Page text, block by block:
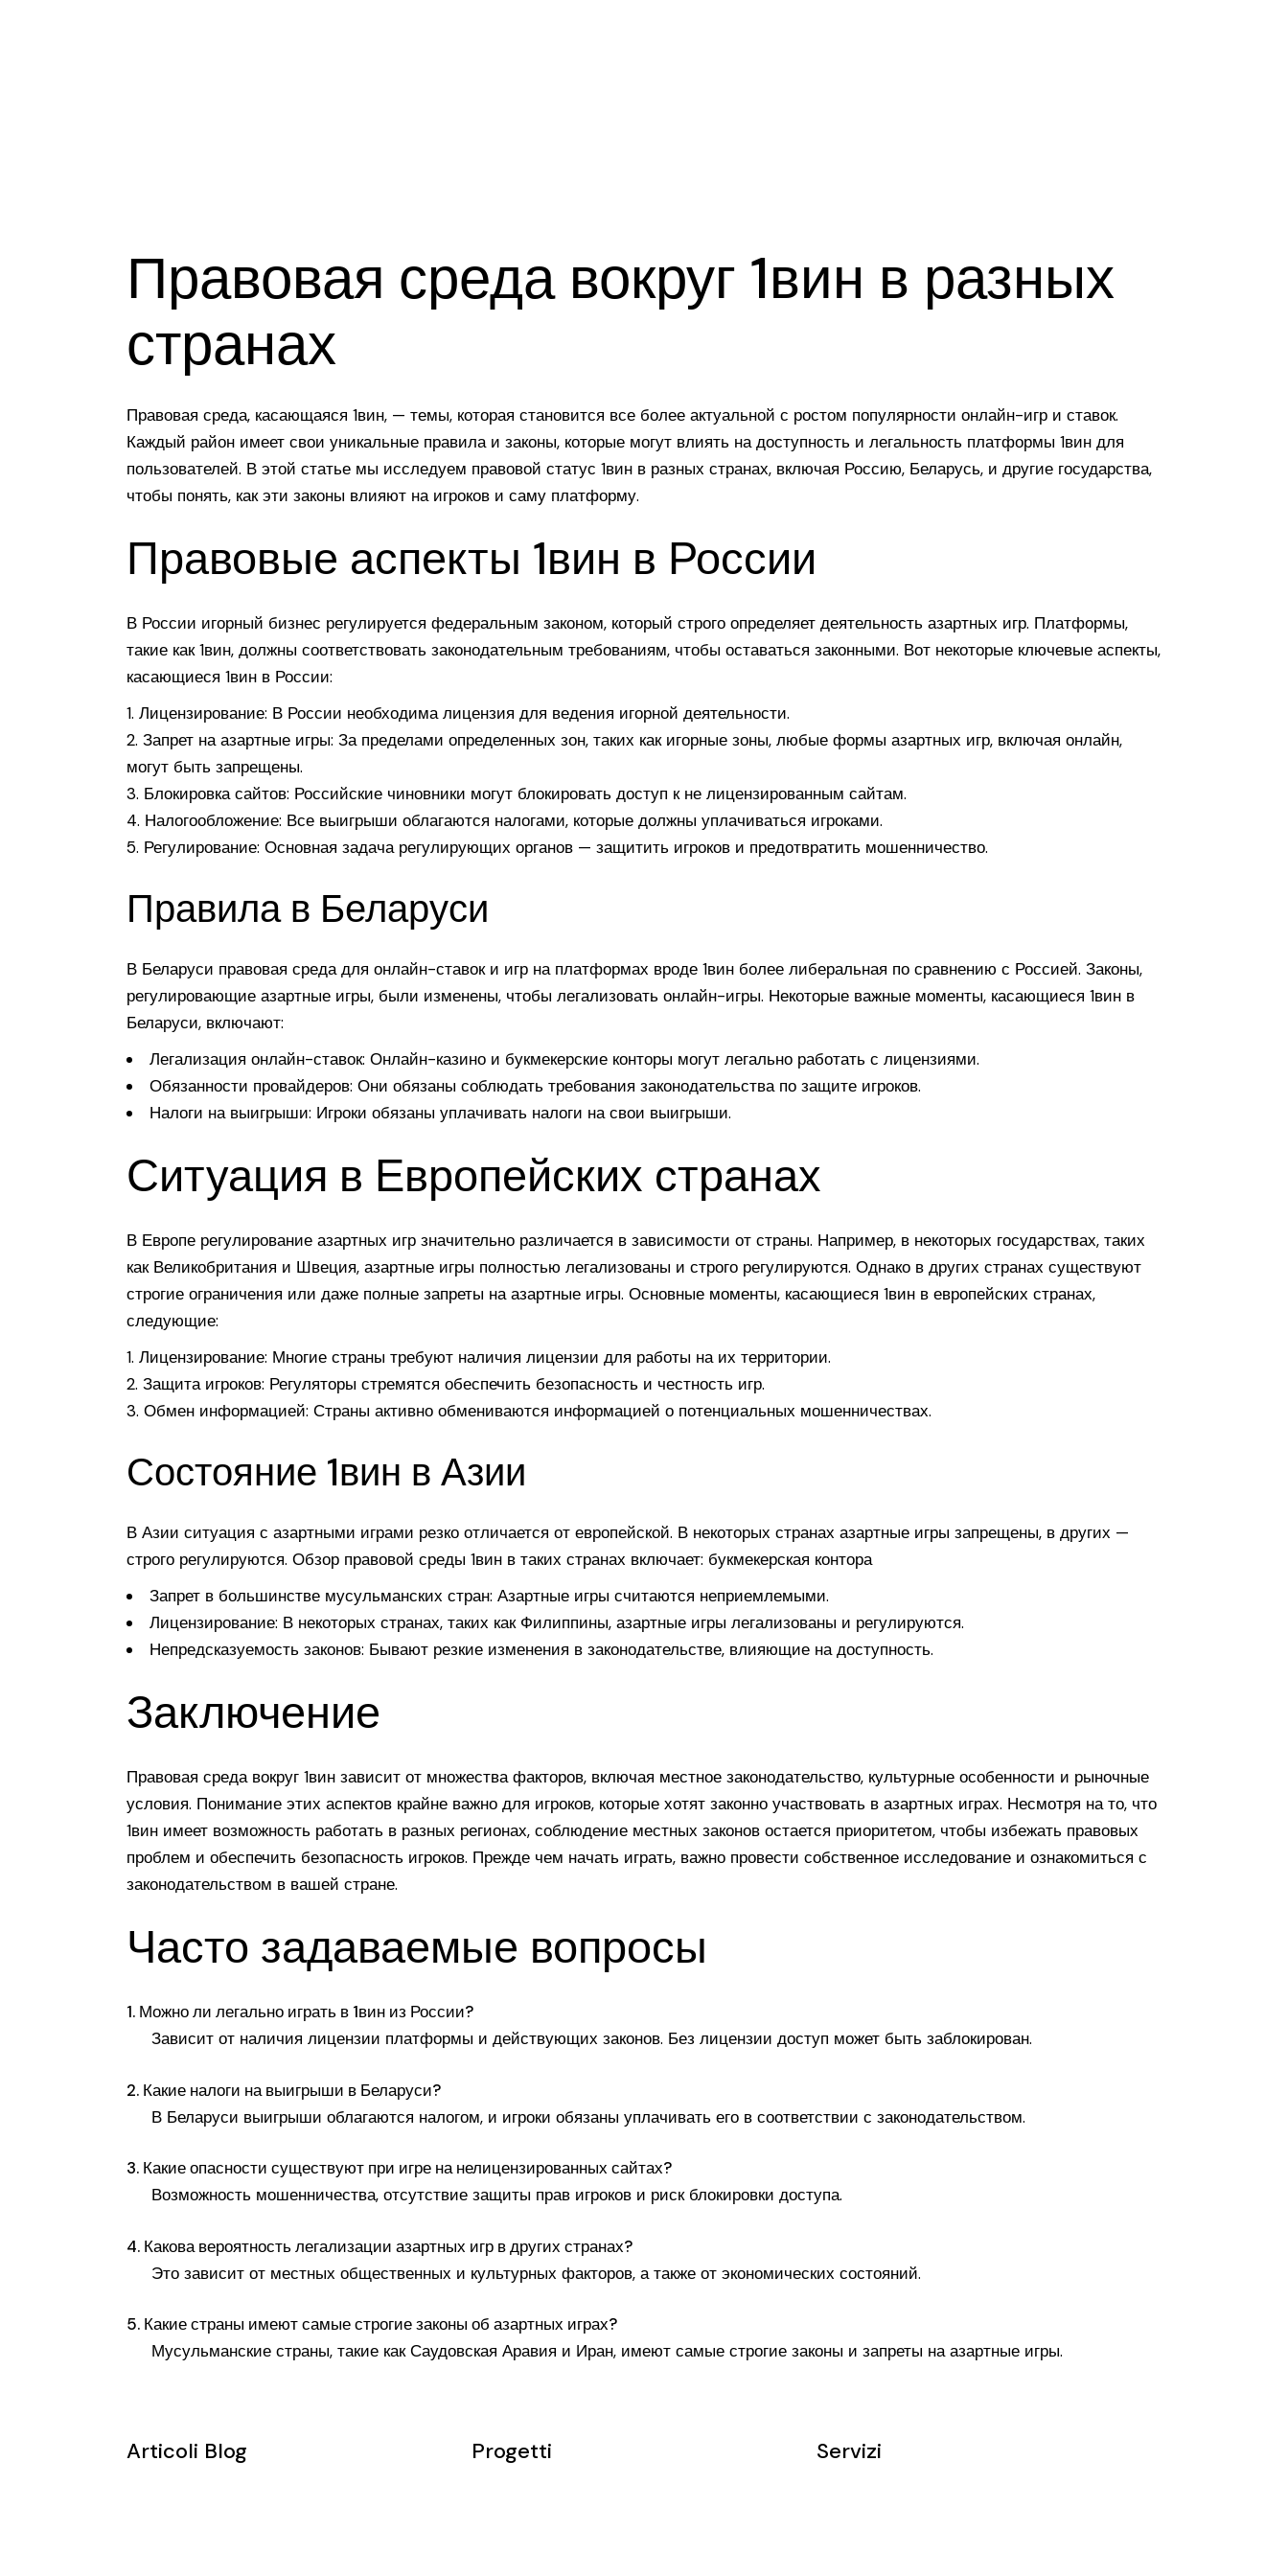
Правовая среда вокруг 1вин в разных
странах
Правовая среда, касающаяся 1вин, — темы, которая становится все более актуальной с ростом популярности онлайн-игр и ставок.
Каждый район имеет свои уникальные правила и законы, которые могут влиять на доступность и легальность платформы 1вин для
пользователей. В этой статье мы исследуем правовой статус 1вин в разных странах, включая Россию, Беларусь, и другие государства,
чтобы понять, как эти законы влияют на игроков и саму платформу.
Правовые аспекты 1вин в России
В России игорный бизнес регулируется федеральным законом, который строго определяет деятельность азартных игр. Платформы,
такие как 1вин, должны соответствовать законодательным требованиям, чтобы оставаться законными. Вот некоторые ключевые аспекты,
касающиеся 1вин в России:
Лицензирование: В России необходима лицензия для ведения игорной деятельности.
Запрет на азартные игры: За пределами определенных зон, таких как игорные зоны, любые формы азартных игр, включая онлайн,
могут быть запрещены.
Блокировка сайтов: Российские чиновники могут блокировать доступ к не лицензированным сайтам.
Налогообложение: Все выигрыши облагаются налогами, которые должны уплачиваться игроками.
Регулирование: Основная задача регулирующих органов — защитить игроков и предотвратить мошенничество.
Правила в Беларуси
В Беларуси правовая среда для онлайн-ставок и игр на платформах вроде 1вин более либеральная по сравнению с Россией. Законы,
регулировающие азартные игры, были изменены, чтобы легализовать онлайн-игры. Некоторые важные моменты, касающиеся 1вин в
Беларуси, включают:
Легализация онлайн-ставок: Онлайн-казино и букмекерские конторы могут легально работать с лицензиями.
Обязанности провайдеров: Они обязаны соблюдать требования законодательства по защите игроков.
Налоги на выигрыши: Игроки обязаны уплачивать налоги на свои выигрыши.
Ситуация в Европейских странах
В Европе регулирование азартных игр значительно различается в зависимости от страны. Например, в некоторых государствах, таких
как Великобритания и Швеция, азартные игры полностью легализованы и строго регулируются. Однако в других странах существуют
строгие ограничения или даже полные запреты на азартные игры. Основные моменты, касающиеся 1вин в европейских странах,
следующие:
Лицензирование: Многие страны требуют наличия лицензии для работы на их территории.
Защита игроков: Регуляторы стремятся обеспечить безопасность и честность игр.
Обмен информацией: Страны активно обмениваются информацией о потенциальных мошенничествах.
Состояние 1вин в Азии
В Азии ситуация с азартными играми резко отличается от европейской. В некоторых странах азартные игры запрещены, в других —
строго регулируются. Обзор правовой среды 1вин в таких странах включает: букмекерская контора
Запрет в большинстве мусульманских стран: Азартные игры считаются неприемлемыми.
Лицензирование: В некоторых странах, таких как Филиппины, азартные игры легализованы и регулируются.
Непредсказуемость законов: Бывают резкие изменения в законодательстве, влияющие на доступность.
Заключение
Правовая среда вокруг 1вин зависит от множества факторов, включая местное законодательство, культурные особенности и рыночные
условия. Понимание этих аспектов крайне важно для игроков, которые хотят законно участвовать в азартных играх. Несмотря на то, что
1вин имеет возможность работать в разных регионах, соблюдение местных законов остается приоритетом, чтобы избежать правовых
проблем и обеспечить безопасность игроков. Прежде чем начать играть, важно провести собственное исследование и ознакомиться с
законодательством в вашей стране.
Часто задаваемые вопросы
1. Можно ли легально играть в 1вин из России?
Зависит от наличия лицензии платформы и действующих законов. Без лицензии доступ может быть заблокирован.
2. Какие налоги на выигрыши в Беларуси?
В Беларуси выигрыши облагаются налогом, и игроки обязаны уплачивать его в соответствии с законодательством.
3. Какие опасности существуют при игре на нелицензированных сайтах?
Возможность мошенничества, отсутствие защиты прав игроков и риск блокировки доступа.
4. Какова вероятность легализации азартных игр в других странах?
Это зависит от местных общественных и культурных факторов, а также от экономических состояний.
5. Какие страны имеют самые строгие законы об азартных играх?
Мусульманские страны, такие как Саудовская Аравия и Иран, имеют самые строгие законы и запреты на азартные игры.
Articoli Blog Progetti Servizi